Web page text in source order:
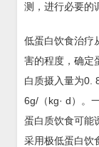
测，进行必要的
低蛋白饮食治疗
害的程度，确定
白质摄入量为0.
6g/（kg· d）。
蛋白质饮食可能
采用极低蛋白饮